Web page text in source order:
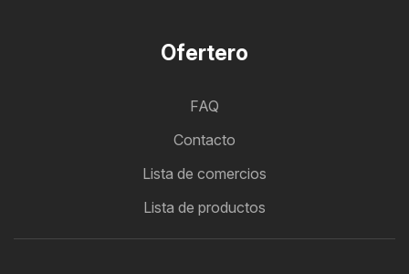
Ofertero
FAQ
Contacto
Lista de comercios
Lista de productos